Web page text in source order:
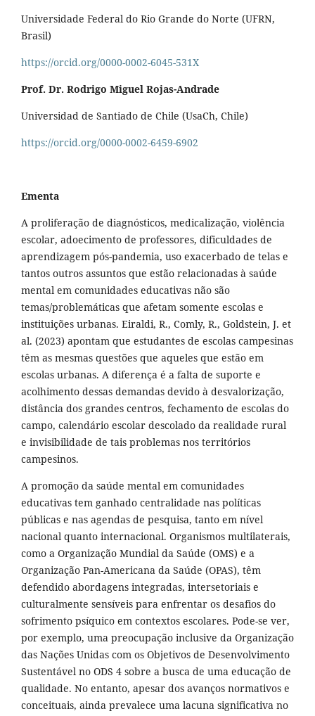
Universidade Federal do Rio Grande do Norte (UFRN,
Brasil)
https://orcid.org/0000-0002-6045-531X
Prof. Dr. Rodrigo Miguel Rojas-Andrade
Universidad de Santiado de Chile (UsaCh, Chile)
https://orcid.org/0000-0002-6459-6902
Ementa
A proliferação de diagnósticos, medicalização, violência
escolar, adoecimento de professores, dificuldades de
aprendizagem pós-pandemia, uso exacerbado de telas e
tantos outros assuntos que estão relacionadas à saúde
mental em comunidades educativas não são
temas/problemáticas que afetam somente escolas e
instituições urbanas. Eiraldi, R., Comly, R., Goldstein, J. et
al. (2023) apontam que estudantes de escolas campesinas
têm as mesmas questões que aqueles que estão em
escolas urbanas. A diferença é a falta de suporte e
acolhimento dessas demandas devido à desvalorização,
distância dos grandes centros, fechamento de escolas do
campo, calendário escolar descolado da realidade rural
e invisibilidade de tais problemas nos territórios
campesinos.
A promoção da saúde mental em comunidades
educativas tem ganhado centralidade nas políticas
públicas e nas agendas de pesquisa, tanto em nível
nacional quanto internacional. Organismos multilaterais,
como a Organização Mundial da Saúde (OMS) e a
Organização Pan-Americana da Saúde (OPAS), têm
defendido abordagens integradas, intersetoriais e
culturalmente sensíveis para enfrentar os desafios do
sofrimento psíquico em contextos escolares. Pode-se ver,
por exemplo, uma preocupação inclusive da Organização
das Nações Unidas com os Objetivos de Desenvolvimento
Sustentável no ODS 4 sobre a busca de uma educação de
qualidade. No entanto, apesar dos avanços normativos e
conceituais, ainda prevalece uma lacuna significativa no